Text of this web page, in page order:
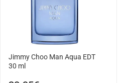
Jimmy Choo Man Aqua EDT
30 ml